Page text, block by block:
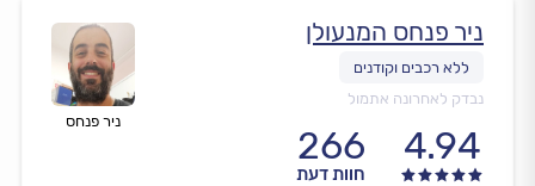
ניר פנחס
ניר פנחס המנעולן
נבדק לאחרונה אתמול
4.94
266
חוות דעת